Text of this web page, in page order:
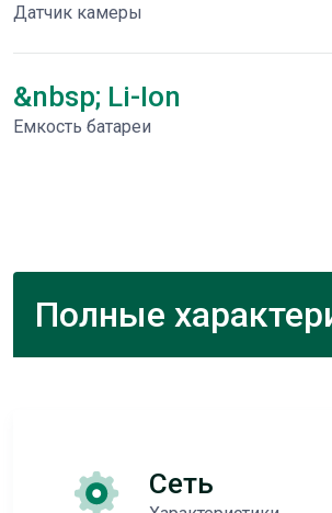
Датчик камеры
&nbsp; Li-Ion
Емкость батареи
Полные
Сеть